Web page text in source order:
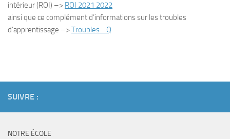
intérieur (ROI) –> ROI 2021 2022
ainsi que ce complément d’informations sur les troubles
d’apprentissage –>Troubles_ Q
SUIVRE :
NOTRE ÉCOLE